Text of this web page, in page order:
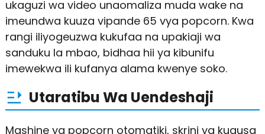
ukaguzi wa video unaomaliza muda wake na
imeundwa kuuza vipande 65 vya popcorn. Kwa
rangi iliyogeuzwa kukufaa na upakiaji wa
sanduku la mbao, bidhaa hii ya kibunifu
imewekwa ili kufanya alama kwenye soko.
Utaratibu Wa Uendeshaji
Mashine ya popcorn otomatiki, skrini ya kugusa